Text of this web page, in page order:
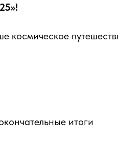
космическое
итоги